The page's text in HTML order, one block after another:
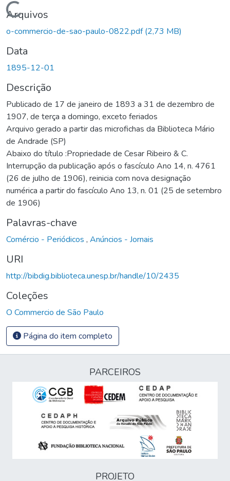
Carregando...
Arquivos
o-commercio-de-sao-paulo-0822.pdf(2,73 MB)
Data
1895-12-01
Descrição
Publicado de 17 de janeiro de 1893 a 31 de dezembro de
1907, de terça a domingo, exceto feriados
Arquivo gerado a partir das microfichas da Biblioteca Mário
de Andrade (SP)
Abaixo do título :Propriedade de Cesar Ribeiro & C.
Interrupção da publicação após o fascículo Ano 14, n. 4761
(26 de julho de 1906), reinicia com nova designação
numérica a partir do fascículo Ano 13, n. 01 (25 de setembro
de 1906)
Palavras-chave
Comércio - Periódicos , Anúncios - Jornais
URI
http://bibdig.biblioteca.unesp.br/handle/10/2435
Coleções
O Commercio de São Paulo
Página do item completo
PARCEIROS
PROJETO